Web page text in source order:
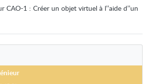
CAO-1 : Créer un objet virtuel à l’’aide d’’un